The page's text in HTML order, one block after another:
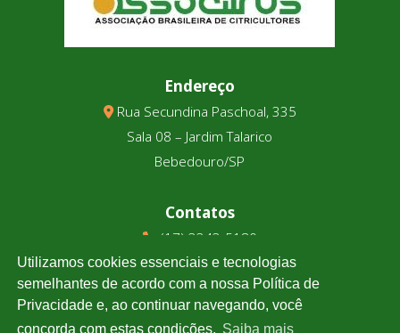
Endereço
Rua Secundina Paschoal, 335
Sala 08 – Jardim Talarico
Bebedouro/SP
Contatos
(17) 3343-5180
(17) 99123-9831
Cotação
Utilizamos cookies essenciais e tecnologias
semelhantes de acordo com a nossa Política de
Privacidade e, ao continuar navegando, você
concorda com estas condições. Saiba mais